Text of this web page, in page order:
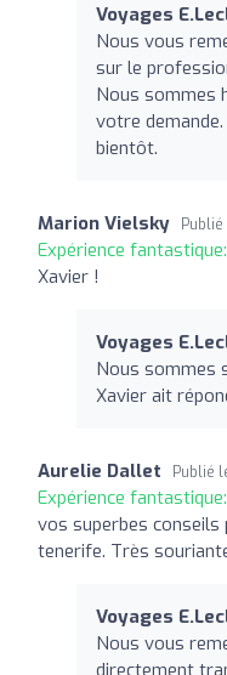
Voyages
Nous vous
sur le
Nous sommes
votre
bientôt.
Marion Vielsky Publié
Expérience fantastique:
Xavier !
Voyages
Nous sommes
Xavier ait
Aurelie Dallet Publié
Expérience fantastique:
vos superbes
tenerife. Très
Voyages
Nous vous
directement